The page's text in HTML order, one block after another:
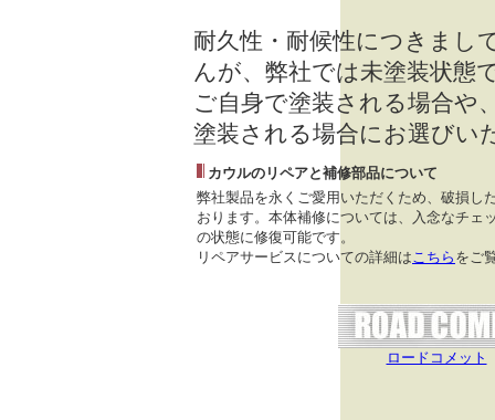
耐久性・耐候性につきまし
んが、弊社では未塗装状態
ご自身で塗装される場合や
塗装される場合にお選びい
カウルのリペアと補修部品について
弊社製品を永くご愛用いただくため、破損し
おります。本体補修については、入念なチェ
の状態に修復可能です。
リペアサービスについての詳細はこちら をご
ロードコメット